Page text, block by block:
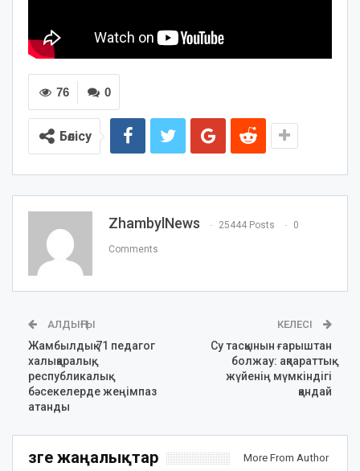
0
76
Бөлісу
ZhambylNews 25444 Posts 0
Comments
АЛДЫҢҒЫ
Жамбылдық 71 педагог
халықаралық,
республикалық
бәсекелерде жеңімпаз
атанды
КЕЛЕСІ
Су тасқынын ғарыштан
болжау: ақпараттық
жүйенің мүмкіндігі
қандай
Өзге жаңалықтар More From Author